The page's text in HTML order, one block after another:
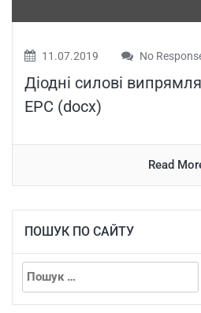
11.07.2019 No
Діодні силові
ЕРС (docx)
Read
ПОШУК ПО САЙТУ